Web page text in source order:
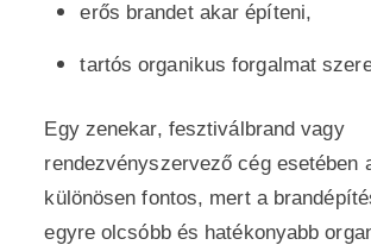
erős brandet akar építeni,
tartós organikus forgalmat
Egy zenekar, fesztiválbrand vagy
rendezvényszervező cég esetében
különösen fontos, mert a
egyre olcsóbb és hatékonyabb